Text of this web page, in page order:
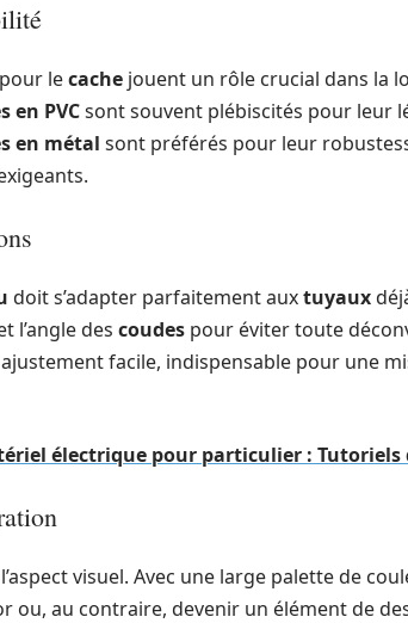
lecache jouent un rôle crucial dans la
en PVCsont souvent plébiscités pour leur
en métal sont préférés pour leur
doit s’adapter parfaitement auxtuyaux
l’angle des coudes pour éviter toute
facile, indispensable pour une
électrique pour particulier :
visuel. Avec une large palette de
ou, au contraire, devenir un élément de